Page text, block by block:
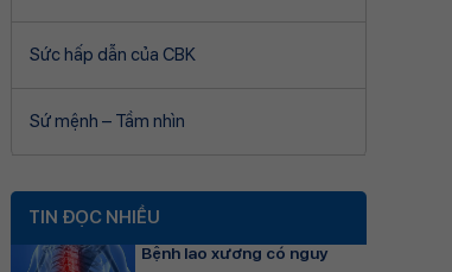
Sức hấp dẫn của CBK
Sứ mệnh – Tầm nhìn
TIN ĐỌC NHIỀU
Bệnh lao xương có nguy